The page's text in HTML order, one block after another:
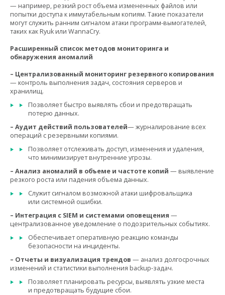
— например, резкий рост объема измененных файлов или
попытки доступа к иммутабельным копиям. Такие показатели
могут служить ранним сигналом атаки программ-вымогателей,
таких как Ryuk или WannaCry.
Расширенный список методов мониторинга и
обнаружения аномалий
– Централизованный мониторинг резервного копирования
— контроль выполнения задач, состояния серверов и
хранилищ.
Позволяет быстро выявлять сбои и предотвращать
потерю данных.
– Аудит действий пользователей— журналирование всех
операций с резервными копиями.
Позволяет отслеживать доступ, изменения и удаления,
что минимизирует внутренние угрозы.
– Анализ аномалий в объеме и частоте копий — выявление
резкого роста или падения объема данных.
Служит сигналом возможной атаки шифровальщика
или системной ошибки.
– Интеграция с SIEM и системами оповещения —
централизованное уведомление о подозрительных событиях.
Обеспечивает оперативную реакцию команды
безопасности на инциденты.
– Отчеты и визуализация трендов — анализ долгосрочных
изменений и статистики выполнения backup-задач.
Позволяет планировать ресурсы, выявлять узкие места
и предотвращать будущие сбои.